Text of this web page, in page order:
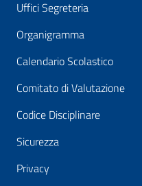
Uffici Segreteria
Organigramma
Calendario Scolastico
Comitato di Valutazione
Codice Disciplinare
Sicurezza
Privacy